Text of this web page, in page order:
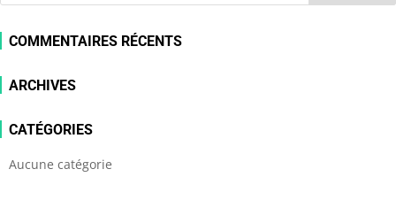
COMMENTAIRES RÉCENTS
ARCHIVES
CATÉGORIES
Aucune catégorie